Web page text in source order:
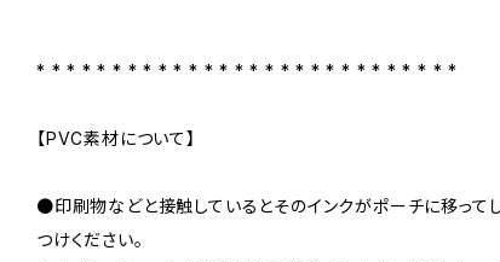
* * * * * * * * * * * * * * * * * * * * * * * * * * * *
【PVC素材について】
●印刷物などと接触しているとそのインクがポーチに移って
つけください。